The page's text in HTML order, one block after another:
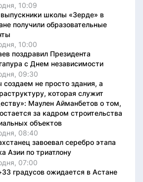
10:09
школы «Зерде» в
получили образовательные
10:00
поздравил Президента
с Днем независимости
09:30
не просто здания, а
которая служит
Маулен Айманбетов о том,
за кадром строительства
объектов
08:40
завоевал серебро этапа
Азии по триатлону
07:00
градусов ожидается в Астане